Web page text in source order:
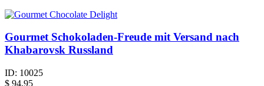
Gourmet Schokoladen-Freude mit Versand nach
Khabarovsk Russland
ID: 10025
$ 94.95